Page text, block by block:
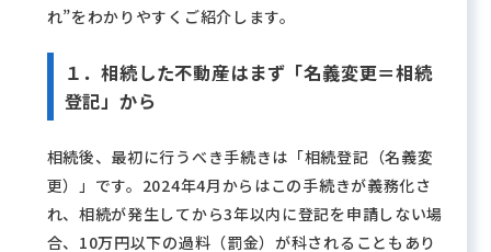
れ”をわかりやすくご紹介します。
１．相続した不動産はまず「名義変更＝相続
登記」から
相続後、最初に行うべき手続きは「相続登記（名義変
更）」です。2024年4月からはこの手続きが義務化さ
れ、相続が発生してから3年以内に登記を申請しない場
合、10万円以下の過料（罰金）が科されることもあり